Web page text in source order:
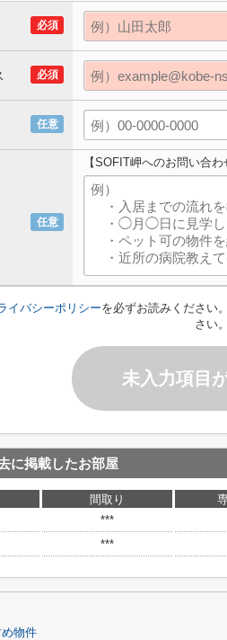
必須
必須
任意
任意
【SOFIT岬へのお問い合わ
イバシーポリシーを必ずお読みください
さい。
未入力項目
に掲載したお部屋
間取り
***
***
め物件